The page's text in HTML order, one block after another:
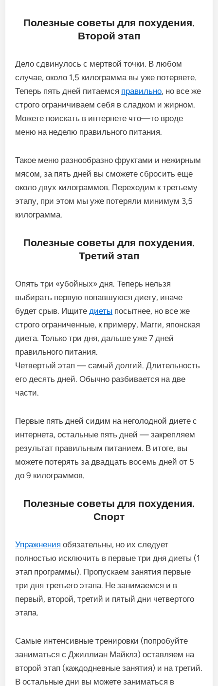
Полезные советы для похудения.
Второй этап
Дело сдвинулось с мертвой точки. В любом
случае,около 1,5 килограмма вы уже потеряете.
Теперь пять дней питаемся правильно, но все же
строго ограничиваем себя в сладком и жирном.
Можете поискать в интернете что—то вроде
меню на неделю правильного питания.
Такое меню разнообразно фруктами и нежирным
мясом,за пять дней вы сможете сбросить еще
около двух килограммов. Переходим к третьему
этапу, при этом мы уже потеряли минимум 3,5
килограмма.
Полезные советы для похудения.
Третий этап
Опять три «убойных» дня.Теперь нельзя
выбирать первую попавшуюся диету, иначе
будет срыв. Ищите диеты посытнее, но все же
строго ограниченные, к примеру, Магги, японская
диета.Только три дня, дальше уже 7 дней
правильного питания.
Четвертый этап —самый долгий.Длительность
его десять дней.Обычно разбивается на две
части.
Первые пять дней сидим на неголодной диете с
интернета,остальные пять дней —закрепляем
результат правильным питанием. В итоге, вы
можете потерять за двадцать восемь дней от 5
до 9 килограммов.
Полезные советы для похудения.
Спорт
Упражнения обязательны, но их следует
полностью исключить в первые три дня диеты (1
этап программы). Пропускаем занятия первые
три дня третьего этапа. Не занимаемся и в
первый, второй,третий и пятый дни четвертого
этапа.
Самые интенсивные тренировки (попробуйте
заниматься с Джиллиан Майклз)оставляем на
второй этап (каждодневные занятия) и на третий.
В остальные дни вы можете заниматься в